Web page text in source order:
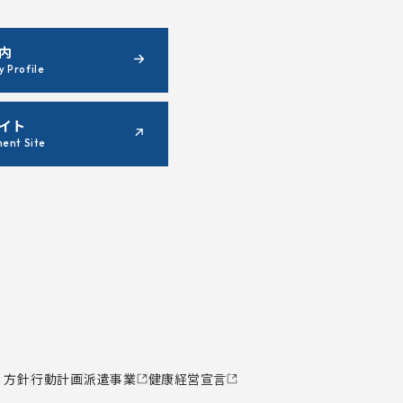
Profile
ト
Site
針行動計画派遣事業 健康経営宣言